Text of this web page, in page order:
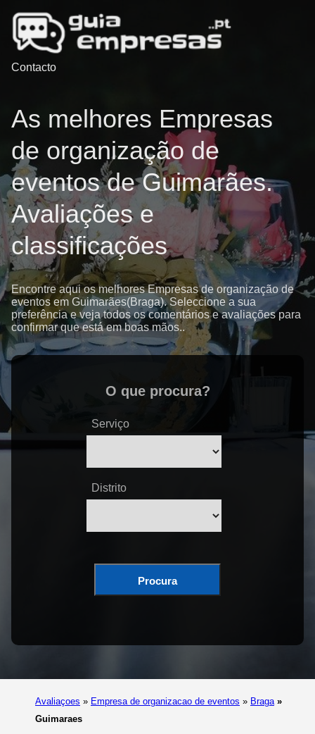
Contacto
As melhores Empresas
de organização de
eventos de Guimarães.
Avaliações e
classificações
Encontre aqui os melhores Empresas de organização de
eventos em Guimarães(Braga). Seleccione a sua
preferência e veja todos os comentários e avaliações para
confirmar que está em boas mãos..
O que procura?
Serviço
Distrito
Procura
Avaliaçoes » Empresa de organizacao de eventos » Braga »
Guimaraes